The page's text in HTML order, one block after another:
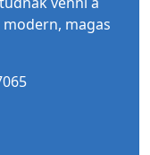
modern, magas